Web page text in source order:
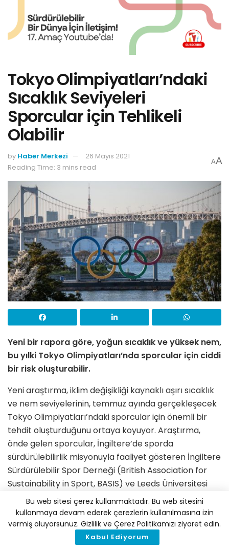
Tokyo Olimpiyatları’ndaki
Sıcaklık Seviyeleri
Sporcular için Tehlikeli
Olabilir
by Haber Merkezi
26 Mayıs 2021
Reading Time: 3 mins read
AA
Yeni bir rapora göre, yoğun sıcaklık ve yüksek nem,
bu yılki Tokyo Olimpiyatları’nda sporcular için ciddi
bir risk oluşturabilir.
Yeni araştırma, iklim değişikliği kaynaklı aşırı sıcaklık
ve nem seviyelerinin, temmuz ayında gerçekleşecek
Tokyo Olimpiyatları’ndaki sporcular için önemli bir
tehdit oluşturduğunu ortaya koyuyor. Araştırma,
önde gelen sporcular, İngiltere’de sporda
sürdürülebilirlik misyonuyla faaliyet gösteren İngiltere
Sürdürülebilir Spor Derneği (British Association for
Sustainability in Sport, BASIS) ve Leeds Üniversitesi
bünyesinde yer alan Priestley International Centre
for Climate ile Portsmouth Üniversitesi’nde yer alan
Extreme Environment Laboratory tarafından
Bu web sitesi çerez kullanmaktadır. Bu web sitesini
kullanmaya devam ederek çerezlerin kullanılmasına izin
vermiş oluyorsunuz. Gizlilik ve Çerez Politikamızı ziyaret edin.
Kabul Ediyorum